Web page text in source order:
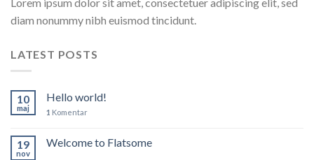
diam nonummy nibh euismod tincidunt.
LATEST POSTS
10
maj
Hello world!
1 Komentar
19
nov
Welcome to Flatsome